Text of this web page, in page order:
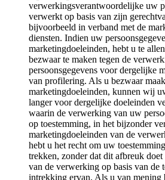
verwerkingsverantwoordelijke uw
verwerkt op basis van zijn
bijvoorbeeld in verband met de
diensten. Indien uw
marketingdoeleinden, hebt u te
bezwaar te maken tegen de
persoonsgegevens voor dergelijke
van profilering. Als u bezwaar
marketingdoeleinden, kunnen wij
langer voor dergelijke doeleinden
waarin de verwerking van uw
op toestemming, in het bijzonder
marketingdoeleinden van de
hebt u het recht om uw
trekken, zonder dat dit afbreuk doet
van de verwerking op basis van de
intrekking ervan. Als u van mening